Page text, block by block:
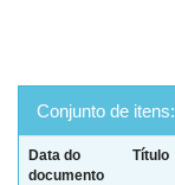
Conjunto de itens:
Data do
documento
Título